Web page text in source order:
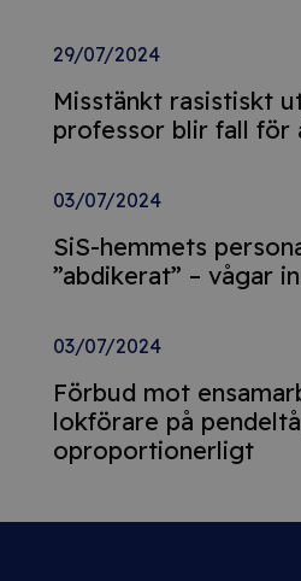
29/07/2024
Misstänkt rasistiskt
professor blir fall för
03/07/2024
SiS-hemmets
”abdikerat” – vågar
03/07/2024
Förbud mot
lokförare på
oproportionerligt